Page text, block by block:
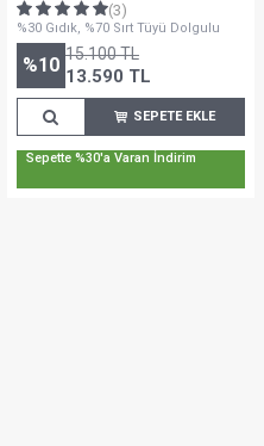
(3)
%30 Gıdık, %70 Sırt Tüyü Dolgulu
%10 15.100TL
13.590 TL
SEPETE EKLE
Sepette %30'a Varan İndirim